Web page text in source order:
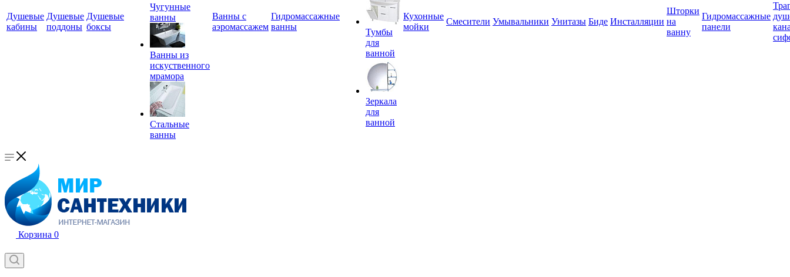
Душевые
кабины
Душевые
поддоны
Душевые
боксы
Чугунные
ванны
Ванны из
искуственного
мрамора
Стальные
ванны
Ванны с
аэромассажем
Гидромассажные
ванны
Тумбы
для
ванной
Зеркала
для
ванной
Кухонные
мойки
Смесители Умывальники Унитазы Биде Инсталляции
Шторки
на
ванну
Гидромассажные
панели
Корзина 0